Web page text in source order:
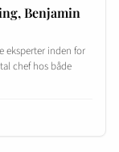
Benjamin
eksperter inden for
chef hos både